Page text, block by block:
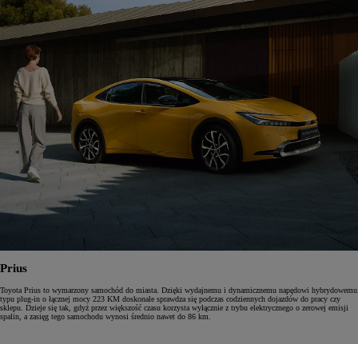
Prius
Toyota Prius to wymarzony samochód do miasta. Dzięki wydajnemu i dynamicznemu napędowi hybrydowemu
typu plug-in o łącznej mocy 223 KM doskonale sprawdza się podczas codziennych dojazdów do pracy czy
sklepu. Dzieje się tak, gdyż przez większość czasu korzysta wyłącznie z trybu elektrycznego o zerowej emisji
spalin, a zasięg tego samochodu wynosi średnio nawet do 86 km.